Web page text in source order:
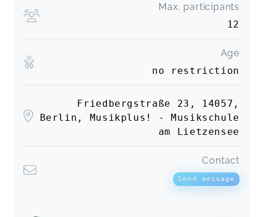
Max. participants
12
Age
no restriction
Friedbergstraße 23, 14057,
Berlin, Musikplus! - Musikschule
am Lietzensee
Contact
Send message